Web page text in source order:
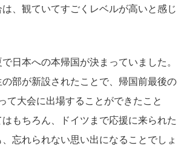
、観ていてすごくレベルが高いと感じ
日本への本帰国が決まっていました。
部が新設されたことで、帰国前最後の
て大会に出場することができたこと
もちろん、ドイツまで応援に来られた
忘れられない思い出になることでしょ